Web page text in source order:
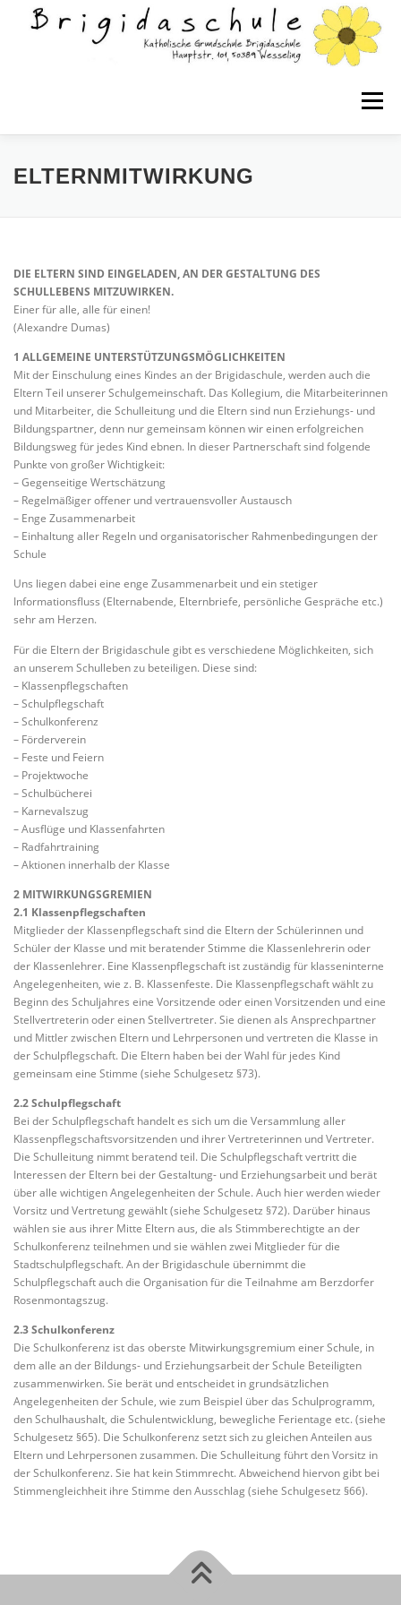
Menü
WILLKOMMEN! KONTAKT
SCHULPROGRAMM
WISSENSWERTES ZUR BRIGIDASCHULE
ELTERN-ABC FÖRDERVEREIN
OGS RAPUNZEL-KINDERHAUS
ELTERNMITWIRKUNG
DIE ELTERN SIND EINGELADEN, AN DER GESTALTUNG DES
SCHULLEBENS MITZUWIRKEN.
Einer für alle, alle für einen!
(Alexandre Dumas)
1 ALLGEMEINE UNTERSTÜTZUNGSMÖGLICHKEITEN
Mit der Einschulung eines Kindes an der Brigidaschule, werden auch die
Eltern Teil unserer Schulgemeinschaft. Das Kollegium, die Mitarbeiterinnen
und Mitarbeiter, die Schulleitung und die Eltern sind nun Erziehungs- und
Bildungspartner, denn nur gemeinsam können wir einen erfolgreichen
Bildungsweg für jedes Kind ebnen. In dieser Partnerschaft sind folgende
Punkte von großer Wichtigkeit:
– Gegenseitige Wertschätzung
– Regelmäßiger offener und vertrauensvoller Austausch
– Enge Zusammenarbeit
– Einhaltung aller Regeln und organisatorischer Rahmenbedingungen der
Schule
Uns liegen dabei eine enge Zusammenarbeit und ein stetiger
Informationsfluss (Elternabende, Elternbriefe, persönliche Gespräche etc.)
sehr am Herzen.
Für die Eltern der Brigidaschule gibt es verschiedene Möglichkeiten, sich
an unserem Schulleben zu beteiligen. Diese sind:
– Klassenpflegschaften
– Schulpflegschaft
– Schulkonferenz
– Förderverein
– Feste und Feiern
– Projektwoche
– Schulbücherei
– Karnevalszug
– Ausflüge und Klassenfahrten
– Radfahrtraining
– Aktionen innerhalb der Klasse
2 MITWIRKUNGSGREMIEN
2.1 Klassenpflegschaften
Mitglieder der Klassenpflegschaft sind die Eltern der Schülerinnen und
Schüler der Klasse und mit beratender Stimme die Klassenlehrerin oder
der Klassenlehrer. Eine Klassenpflegschaft ist zuständig für klasseninterne
Angelegenheiten, wie z. B. Klassenfeste. Die Klassenpflegschaft wählt zu
Beginn des Schuljahres eine Vorsitzende oder einen Vorsitzenden und eine
Stellvertreterin oder einen Stellvertreter. Sie dienen als Ansprechpartner
und Mittler zwischen Eltern und Lehrpersonen und vertreten die Klasse in
der Schulpflegschaft. Die Eltern haben bei der Wahl für jedes Kind
gemeinsam eine Stimme (siehe Schulgesetz §73).
2.2 Schulpflegschaft
Bei der Schulpflegschaft handelt es sich um die Versammlung aller
Klassenpflegschaftsvorsitzenden und ihrer Vertreterinnen und Vertreter.
Die Schulleitung nimmt beratend teil. Die Schulpflegschaft vertritt die
Interessen der Eltern bei der Gestaltung- und Erziehungsarbeit und berät
über alle wichtigen Angelegenheiten der Schule. Auch hier werden wieder
Vorsitz und Vertretung gewählt (siehe Schulgesetz §72). Darüber hinaus
wählen sie aus ihrer Mitte Eltern aus, die als Stimmberechtigte an der
Schulkonferenz teilnehmen und sie wählen zwei Mitglieder für die
Stadtschulpflegschaft. An der Brigidaschule übernimmt die
Schulpflegschaft auch die Organisation für die Teilnahme am Berzdorfer
Rosenmontagszug.
2.3 Schulkonferenz
Die Schulkonferenz ist das oberste Mitwirkungsgremium einer Schule, in
dem alle an der Bildungs- und Erziehungsarbeit der Schule Beteiligten
zusammenwirken. Sie berät und entscheidet in grundsätzlichen
Angelegenheiten der Schule, wie zum Beispiel über das Schulprogramm,
den Schulhaushalt, die Schulentwicklung, bewegliche Ferientage etc. (siehe
Schulgesetz §65). Die Schulkonferenz setzt sich zu gleichen Anteilen aus
Eltern und Lehrpersonen zusammen. Die Schulleitung führt den Vorsitz in
der Schulkonferenz. Sie hat kein Stimmrecht. Abweichend hiervon gibt bei
Stimmengleichheit ihre Stimme den Ausschlag (siehe Schulgesetz §66).